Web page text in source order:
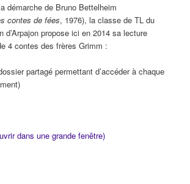
démarche de Bruno Bettelheim
contes de fées, 1976), la classe de TL du
d’Arpajon propose ici en 2014 sa lecture
4 contes des frères Grimm :
partagé permettant d’accéder à chaque
dans une grande fenêtre)